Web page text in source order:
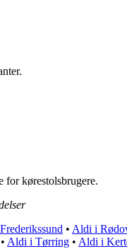
for kørestolsbrugere.
• Aldi i
• Aldi i Tørring • Aldi i